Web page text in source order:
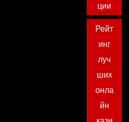
ции
Рейт
инг
луч
ших
онла
йн